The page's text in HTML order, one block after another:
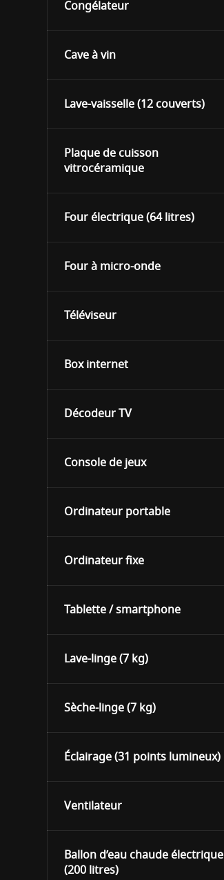
Congélateur
Cave à vin
Lave-vaisselle (12 couverts)
Plaque de cuisson
vitrocéramique
Four électrique (64 litres)
Four à micro-onde
Téléviseur
Box internet
Décodeur TV
Console de jeux
Ordinateur portable
Ordinateur fixe
Tablette / smartphone
Lave-linge (7 kg)
Sèche-linge (7 kg)
Éclairage (31 points lumineux)
Ventilateur
Ballon d’eau chaude électrique
(200 litres)